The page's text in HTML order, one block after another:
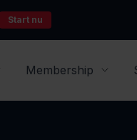
Start nu
Membership